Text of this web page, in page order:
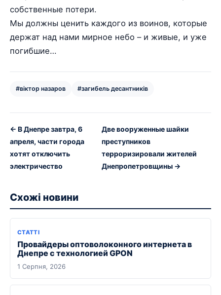
собственные потери.
Мы должны ценить каждого из воинов, которые
держат над нами мирное небо – и живые, и уже
погибшие…
#віктор назаров #загибель десантників
← В Днепре завтра, 6
апреля, части города
хотят отключить
электричество
Две вооруженные шайки
преступников
терроризировали жителей
Днепропетровщины →
Схожі новини
СТАТТІ
Провайдеры оптоволоконного интернета в
Днепре с технологией GPON
1 Серпня, 2026